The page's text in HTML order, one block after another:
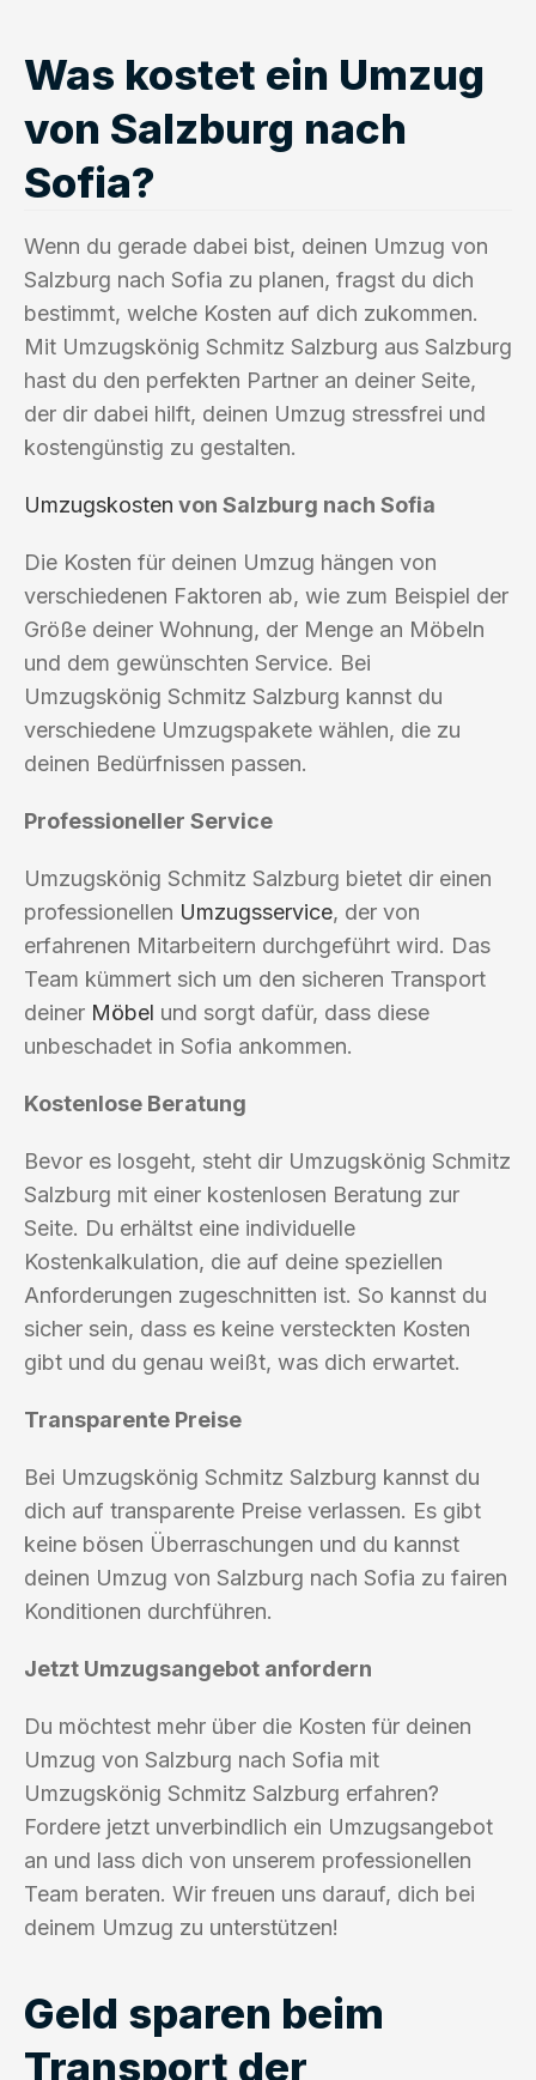
Was kostet ein Umzug
von Salzburg nach
Sofia?
Wenn du gerade dabei bist, deinen Umzug von
Salzburg nach Sofia zu planen, fragst du dich
bestimmt, welche Kosten auf dich zukommen.
Mit Umzugskönig Schmitz Salzburg aus Salzburg
hast du den perfekten Partner an deiner Seite,
der dir dabei hilft, deinen Umzug stressfrei und
kostengünstig zu gestalten.
Umzugskosten von Salzburg nach Sofia
Die Kosten für deinen Umzug hängen von
verschiedenen Faktoren ab, wie zum Beispiel der
Größe deiner Wohnung, der Menge an Möbeln
und dem gewünschten Service. Bei
Umzugskönig Schmitz Salzburg kannst du
verschiedene Umzugspakete wählen, die zu
deinen Bedürfnissen passen.
Professioneller Service
Umzugskönig Schmitz Salzburg bietet dir einen
professionellen Umzugsservice, der von
erfahrenen Mitarbeitern durchgeführt wird. Das
Team kümmert sich um den sicheren Transport
deiner Möbel und sorgt dafür, dass diese
unbeschadet in Sofia ankommen.
Kostenlose Beratung
Bevor es losgeht, steht dir Umzugskönig Schmitz
Salzburg mit einer kostenlosen Beratung zur
Seite. Du erhältst eine individuelle
Kostenkalkulation, die auf deine speziellen
Anforderungen zugeschnitten ist. So kannst du
sicher sein, dass es keine versteckten Kosten
gibt und du genau weißt, was dich erwartet.
Transparente Preise
Bei Umzugskönig Schmitz Salzburg kannst du
dich auf transparente Preise verlassen. Es gibt
keine bösen Überraschungen und du kannst
deinen Umzug von Salzburg nach Sofia zu fairen
Konditionen durchführen.
Jetzt Umzugsangebot anfordern
Du möchtest mehr über die Kosten für deinen
Umzug von Salzburg nach Sofia mit
Umzugskönig Schmitz Salzburg erfahren?
Fordere jetzt unverbindlich ein Umzugsangebot
an und lass dich von unserem professionellen
Team beraten. Wir freuen uns darauf, dich bei
deinem Umzug zu unterstützen!
Geld sparen beim
Transport der